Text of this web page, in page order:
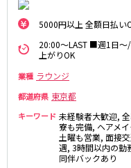
5000円以上 全額日払
20:00～LAST ■週1日
上がりOK
業種 ラウンジ
都道府県 東京都
キーワード 未経験者大歓迎,
寮も完備, ヘアメ
土曜も営業, 面接
遇, 3時間以内の勤
同伴バックあり
大宮
川越
熊谷
浦和・北浦和
飯能・狭山
坂戸・東松山
西国分寺駅
四ツ谷駅
JR山手線
新橋駅
上野駅
秋葉原駅
五反田駅